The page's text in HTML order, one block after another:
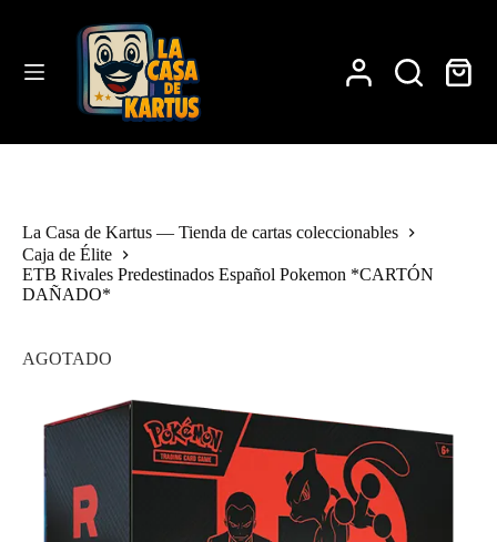
Carro
La Casa de Kartus — Tienda de cartas coleccionables
Caja de Élite
ETB Rivales Predestinados Español Pokemon *CARTÓN
DAÑADO*
AGOTADO